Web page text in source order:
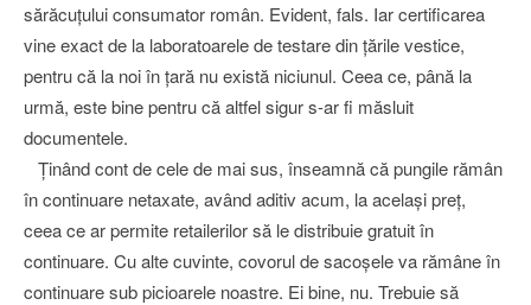
sărăcuţului consumator român. Evident, fals. Iar certificarea
vine exact de la laboratoarele de testare din ţările vestice,
pentru că la noi în ţară nu există niciunul. Ceea ce, până la
urmă, este bine pentru că altfel sigur s-ar fi măsluit
documentele.
Ţinând cont de cele de mai sus, înseamnă că pungile rămân
în continuare netaxate, având aditiv acum, la acelaşi preţ,
ceea ce ar permite retailerilor să le distribuie gratuit în
continuare. Cu alte cuvinte, covorul de sacoşele va rămâne în
continuare sub picioarele noastre. Ei bine, nu. Trebuie să